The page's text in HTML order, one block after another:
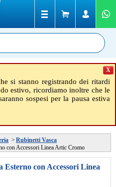
si stanno registrando dei ritardi
estivo, ricordiamo inoltre che le
sospesi per la pausa estiva
X
> Rubinetti Vasca
con Accessori Linea Artic Cromo
con Accessori Linea